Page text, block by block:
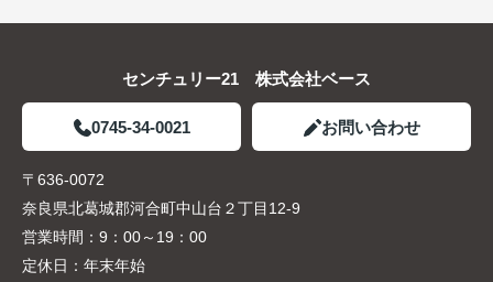
センチュリー21 株式会社ベース
0745-34-0021 お問い合わせ
〒636-0072
奈良県北葛城郡河合町中山台２丁目12-9
営業時間： 9：00～19：00
定休日： 年末年始